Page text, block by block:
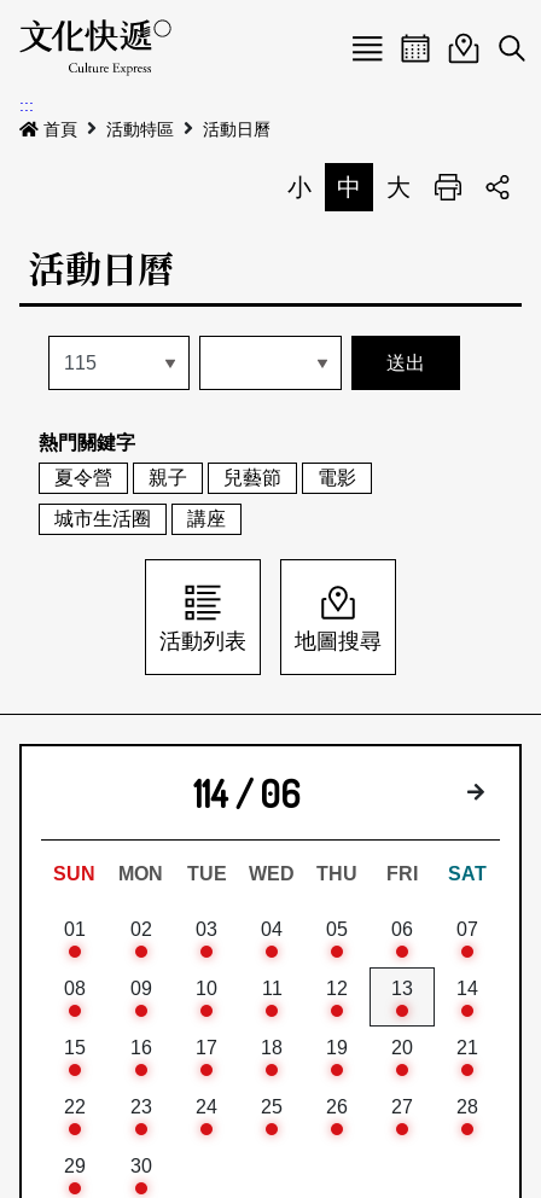
Menu
最新公告
本期專題
歷史專題
活動特區
活動列表
地圖搜尋
關於我們
關於我們
刊物索取地點
會員基本資料
刊登活動
網站導覽 English
日本語 登入/註冊
活動日曆活動地圖
展
:::
首頁
活動特區 活動日曆
小 中 大 列印
活動日曆
熱門關鍵字
夏令營
親子 兒藝節
電影
城市生活圈
講座
活動列表 地圖搜尋
114 / 06 下個月
SUN MON TUE WED THU FRI SAT
01 02 03 04 05 06 07
08 09 10 11 12 13 14
15 16 17 18 19 20 21
22 23 24 25 26 27 28
29 30